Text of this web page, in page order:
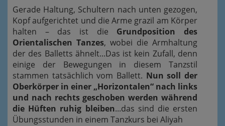
Gerade Haltung, Schultern nach unten gezogen,
Kopf aufgerichtet und die Arme grazil am Körper
halten – das ist die Grundposition des
Orientalischen Tanzes, wobei die Armhaltung
der des Balletts ähnelt...Das ist kein Zufall, denn
einige der Bewegungen in diesem Tanzstil
stammen tatsächlich vom Ballett. Nun soll der
Oberkörper in einer „Horizontalen“ nach links
und nach rechts geschoben werden während
die Hüften ruhig bleiben...das sind die ersten
Übungsstunden in einem Tanzkurs bei Aliyah